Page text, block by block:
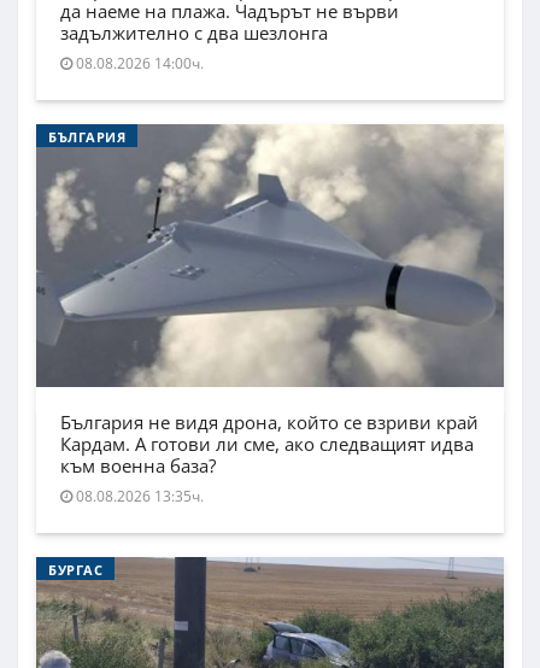
да наеме на плажа. Чадърът не върви
задължително с два шезлонга
08.08.2026 14:00ч.
БЪЛГАРИЯ
България не видя дрона, който се взриви край
Кардам. А готови ли сме, ако следващият идва
към военна база?
08.08.2026 13:35ч.
БУРГАС